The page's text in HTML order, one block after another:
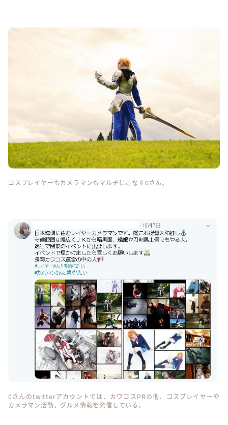
コスプレイヤーもカメラマンもマルチにこなす0さん。
0さんのtwitterアカウントでは、カワコスPRの他、コスプレイヤーや
カメラマン活動、グルメ情報を発信している。